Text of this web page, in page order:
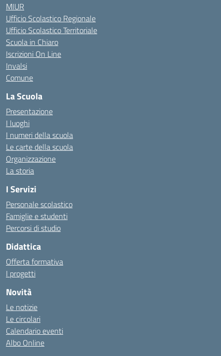
MIUR
Ufficio Scolastico Regionale
Ufficio Scolastico Territoriale
Scuola in Chiaro
Iscrizioni On Line
Invalsi
Comune
La Scuola
Presentazione
I luoghi
I numeri della scuola
Le carte della scuola
Organizzazione
La storia
I Servizi
Personale scolastico
Famiglie e studenti
Percorsi di studio
Didattica
Offerta formativa
I progetti
Novità
Le notizie
Le circolari
Calendario eventi
Albo Online